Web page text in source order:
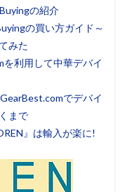
の紹介
の買い方ガイド～
みた
を利用して中華デバイ
でデバイ
まで
』は輸入が楽に!